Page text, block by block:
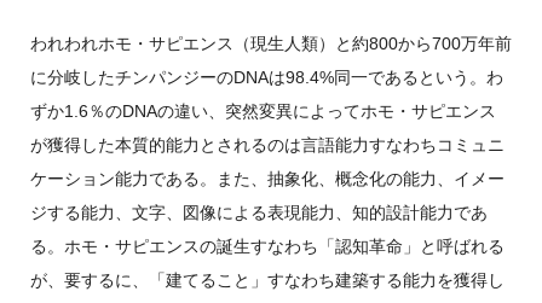
われわれホモ・サピエンス（現生人類）と約800から700万年前
に分岐したチンパンジーのDNAは98.4%同一であるという。わ
ずか1.6％のDNAの違い、突然変異によってホモ・サピエンス
が獲得した本質的能力とされるのは言語能力すなわちコミュニ
ケーション能力である。また、抽象化、概念化の能力、イメー
ジする能力、文字、図像による表現能力、知的設計能力であ
る。ホモ・サピエンスの誕生すなわち「認知革命」と呼ばれる
が、要するに、「建てること」すなわち建築する能力を獲得し